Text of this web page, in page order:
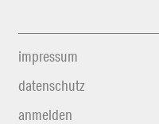
impressum
datenschutz
anmelden